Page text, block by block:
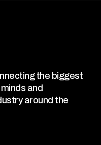
the biggest
and
around the